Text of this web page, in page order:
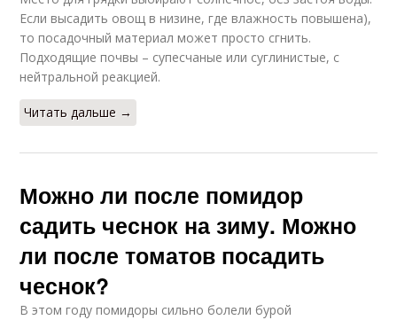
Если высадить овощ в низине, где влажность повышена),
то посадочный материал может просто сгнить.
Подходящие почвы – супесчаные или суглинистые, с
нейтральной реакцией.
Читать дальше →
Можно ли после помидор
садить чеснок на зиму. Можно
ли после томатов посадить
чеснок?
В этом году помидоры сильно болели бурой